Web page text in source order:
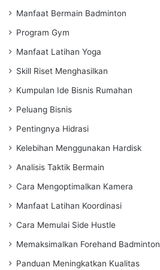
Manfaat Bermain Badminton
Program Gym
Manfaat Latihan Yoga
Skill Riset Menghasilkan
Kumpulan Ide Bisnis Rumahan
Peluang Bisnis
Pentingnya Hidrasi
Kelebihan Menggunakan Hardisk
Analisis Taktik Bermain
Cara Mengoptimalkan Kamera
Manfaat Latihan Koordinasi
Cara Memulai Side Hustle
Memaksimalkan Forehand Badminton
Panduan Meningkatkan Kualitas